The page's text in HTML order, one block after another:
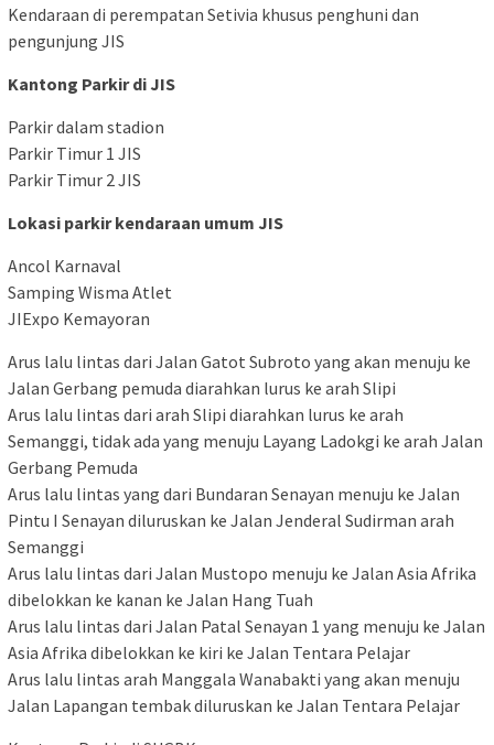
Kendaraan di perempatan Setivia khusus penghuni dan
pengunjung JIS
Kantong Parkir di JIS
Parkir dalam stadion
Parkir Timur 1 JIS
Parkir Timur 2 JIS
Lokasi parkir kendaraan umum JIS
Ancol Karnaval
Samping Wisma Atlet
JIExpo Kemayoran
Arus lalu lintas dari Jalan Gatot Subroto yang akan menuju ke
Jalan Gerbang pemuda diarahkan lurus ke arah Slipi
Arus lalu lintas dari arah Slipi diarahkan lurus ke arah
Semanggi, tidak ada yang menuju Layang Ladokgi ke arah Jalan
Gerbang Pemuda
Arus lalu lintas yang dari Bundaran Senayan menuju ke Jalan
Pintu I Senayan diluruskan ke Jalan Jenderal Sudirman arah
Semanggi
Arus lalu lintas dari Jalan Mustopo menuju ke Jalan Asia Afrika
dibelokkan ke kanan ke Jalan Hang Tuah
Arus lalu lintas dari Jalan Patal Senayan 1 yang menuju ke Jalan
Asia Afrika dibelokkan ke kiri ke Jalan Tentara Pelajar
Arus lalu lintas arah Manggala Wanabakti yang akan menuju
Jalan Lapangan tembak diluruskan ke Jalan Tentara Pelajar